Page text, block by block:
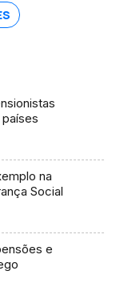
na
Social
e